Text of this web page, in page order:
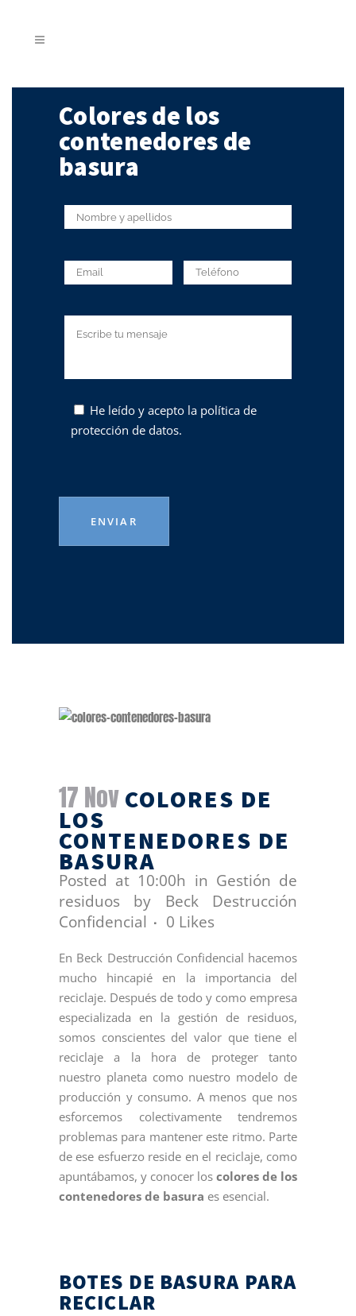
Colores de los
contenedores de
basura
He leído y acepto la política de
protección de datos.
17 Nov COLORES DE
LOS
CONTENEDORES DE
BASURA
Posted at 10:00h in Gestión de
residuos
by Beck Destrucción
Confidencial
0 Likes
En Beck Destrucción Confidencial hacemos
mucho hincapié en la importancia del
reciclaje. Después de todo y como empresa
especializada en la gestión de residuos,
somos conscientes del valor que tiene el
reciclaje a la hora de proteger tanto
nuestro planeta como nuestro modelo de
producción y consumo. A menos que nos
esforcemos colectivamente tendremos
problemas para mantener este ritmo. Parte
de ese esfuerzo reside en el reciclaje, como
apuntábamos, y conocer los colores de los
contenedores de basura es esencial.
BOTES DE BASURA PARA
RECICLAR